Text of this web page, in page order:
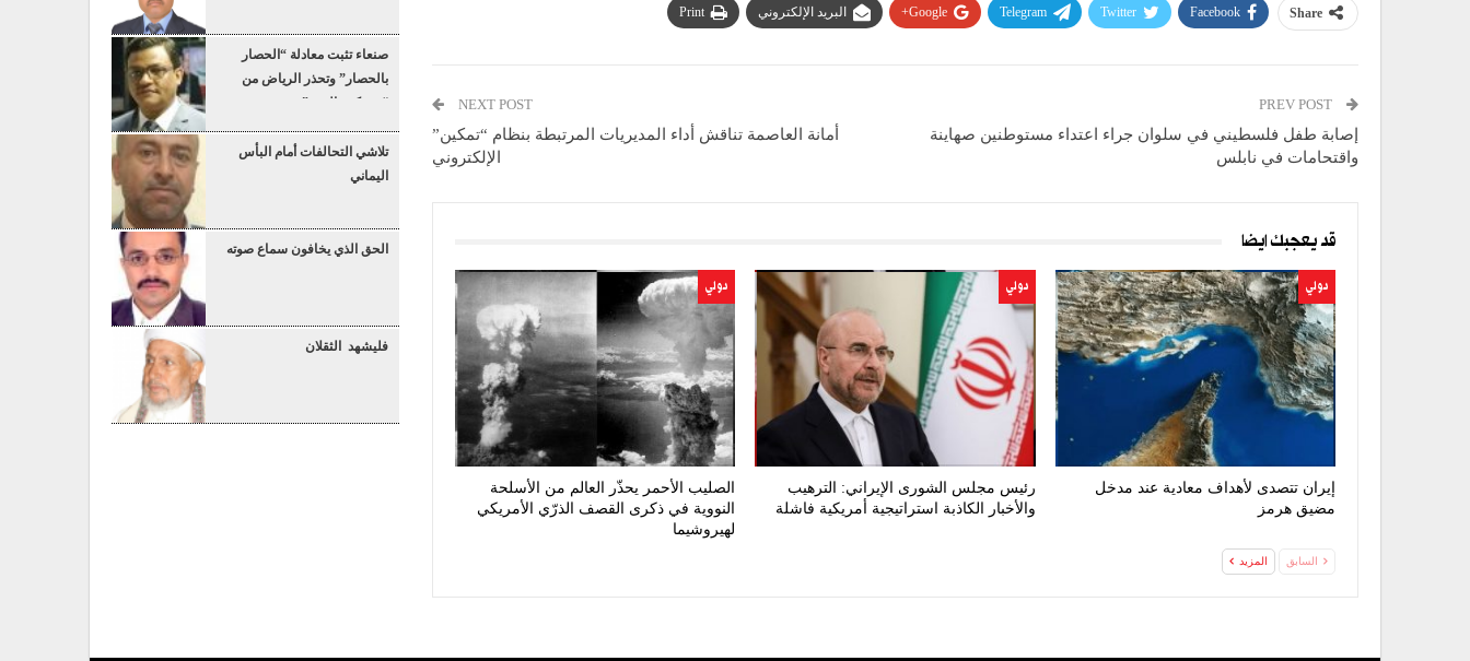
Share
Facebook
Twitter
Telegram
Google+ البريد الإلكتروني Print
إصابة طفل فلسطيني في سلوان جراء اعتداء مستوطنين صهاينة
واقتحامات في نابلس
NEXT POST
أمانة العاصمة تناقش أداء المديريات المرتبطة بنظام “تمكين”
الإلكتروني
قد يعجبك ايضا
دولي
إيران تتصدى لأهداف معادية عند مدخل
مضيق هرمز
دولي
رئيس مجلس الشورى الإيراني: الترهيب
والأخبار الكاذبة استراتيجية أمريكية فاشلة
دولي
الصليب الأحمر يحذّر العالم من الأسلحة
النووية في ذكرى القصف الذرّي الأمريكي
لهيروشيما
السابق المزيد
صنعاء تثبت معادلة “الحصار
بالحصار” وتحذر الرياض من
“عسكرة البحر”
تلاشي التحالفات أمام البأس
اليماني
الحق الذي يخافون سماع صوته
فليشهد الثقلان